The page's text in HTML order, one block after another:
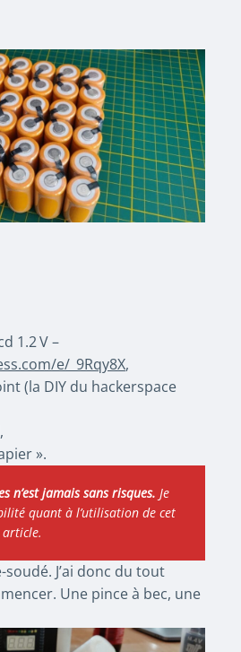
1.2 V –
e/_9Rqy8X,
(la DIY du hackerspace
».
n’est jamais sans risques. Je
quant à l’utilisation de cet
article.
J’ai donc du tout
Une pince à bec, une